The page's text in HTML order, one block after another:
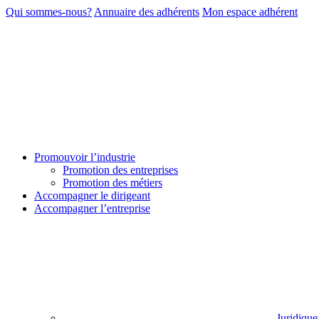
Qui sommes-nous? Annuaire des adhérents Mon espace adhérent
Promouvoir l’industrie
Promotion des entreprises
Promotion des métiers
Accompagner le dirigeant
Accompagner l’entreprise